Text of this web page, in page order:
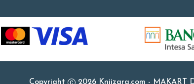
Copyright 2026 Knjizara.com - MAKART